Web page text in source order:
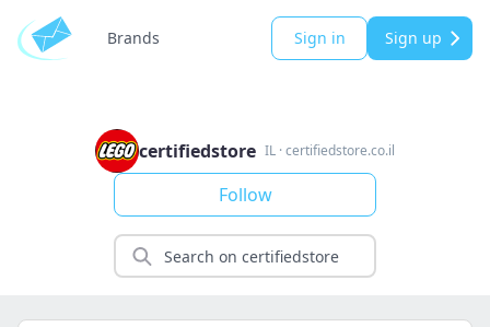
Brands Sign in Sign up
certifiedstore IL ·certifiedstore.co.il
Follow